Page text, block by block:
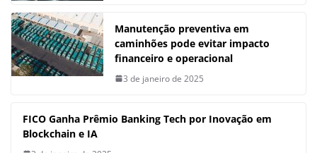
Manutenção preventiva em
caminhões pode evitar impacto
financeiro e operacional
3 de janeiro de 2025
FICO Ganha Prêmio Banking Tech por Inovação em
Blockchain e IA